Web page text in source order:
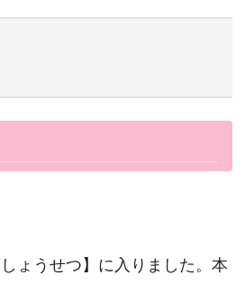
ょうせつ】に入りました。本